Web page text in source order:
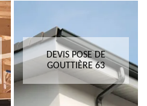
DEVIS POSE DE
GOUTTIÈRE 63